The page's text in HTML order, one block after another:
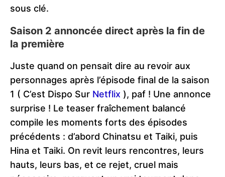
sous clé.
Saison 2 annoncée direct après la fin de
la première
Juste quand on pensait dire au revoir aux
personnages après l’épisode final de la saison
1 ( C’est Dispo Sur Netflix ), paf ! Une annonce
surprise ! Le teaser fraîchement balancé
compile les moments forts des épisodes
précédents : d’abord Chinatsu et Taiki, puis
Hina et Taiki. On revit leurs rencontres, leurs
hauts, leurs bas, et ce rejet, cruel mais